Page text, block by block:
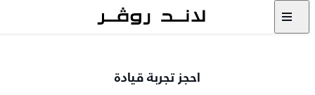
احجز تجربة قيادة